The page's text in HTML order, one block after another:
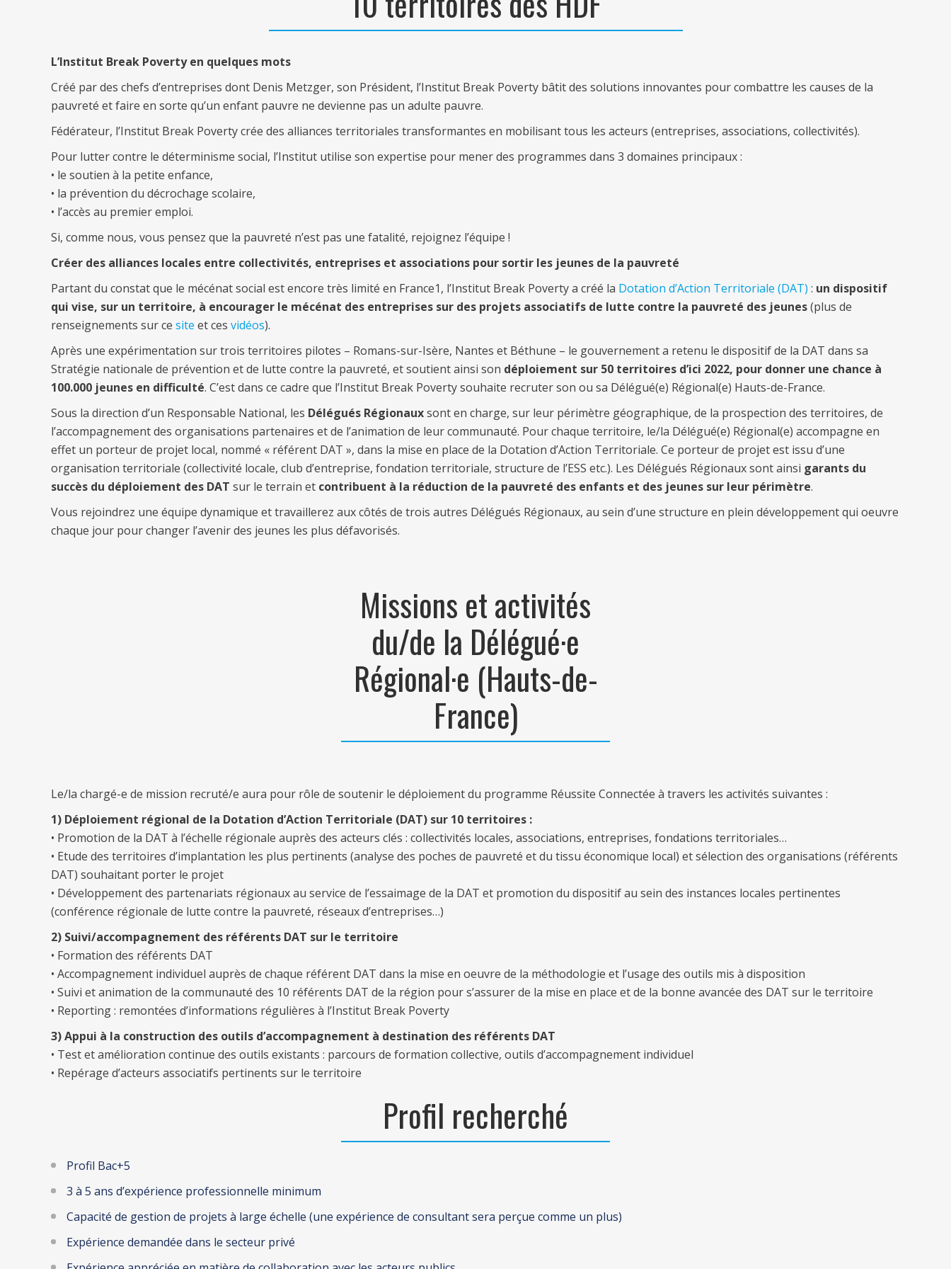
L’Institut Break Poverty en quelques mots
Créé par des chefs d’entreprises dont Denis Metzger, son Président, l’Institut Break Poverty bâtit des solutions innovantes pour combattre les causes de la
pauvreté et faire en sorte qu’un enfant pauvre ne devienne pas un adulte pauvre.
Fédérateur, l’Institut Break Poverty crée des alliances territoriales transformantes en mobilisant tous les acteurs (entreprises, associations, collectivités).
Pour lutter contre le déterminisme social, l’Institut utilise son expertise pour mener des programmes dans 3 domaines principaux :
• le soutien à la petite enfance,
• la prévention du décrochage scolaire,
• l’accès au premier emploi.
Si, comme nous, vous pensez que la pauvreté n’est pas une fatalité, rejoignez l’équipe !
Créer des alliances locales entre collectivités, entreprises et associations pour sortir les jeunes de la pauvreté
Partant du constat que le mécénat social est encore très limité en France1, l’Institut Break Poverty a créé la Dotation d’Action Territoriale (DAT) : un dispositif
qui vise, sur un territoire, à encourager le mécénat des entreprises sur des projets associatifs de lutte contre la pauvreté des jeunes(plus de
renseignements sur ce site et ces vidéos).
Après une expérimentation sur trois territoires pilotes – Romans-sur-Isère, Nantes et Béthune – le gouvernement a retenu le dispositif de la DAT dans sa
Stratégie nationale de prévention et de lutte contre la pauvreté, et soutient ainsi son déploiement sur 50 territoires d’ici 2022, pour donner une chance à
100.000 jeunes en difficulté. C’est dans ce cadre que l’Institut Break Poverty souhaite recruter son ou sa Délégué(e) Régional(e) Hauts-de-France.
Sous la direction d’un Responsable National, les Délégués Régionauxsont en charge, sur leur périmètre géographique, de la prospection des territoires, de
l’accompagnement des organisations partenaires et de l’animation de leur communauté. Pour chaque territoire, le/la Délégué(e) Régional(e) accompagne en
effet un porteur de projet local, nommé « référent DAT », dans la mise en place de la Dotation d’Action Territoriale. Ce porteur de projet est issu d’une
organisation territoriale (collectivité locale, club d’entreprise, fondation territoriale, structure de l’ESS etc.). Les Délégués Régionaux sont ainsi garants du
succès du déploiement des DAT sur le terrain et contribuent à la réduction de la pauvreté des enfants et des jeunes sur leur périmètre.
Vous rejoindrez une équipe dynamique et travaillerez aux côtés de trois autres Délégués Régionaux, au sein d’une structure en plein développement qui oeuvre
chaque jour pour changer l’avenir des jeunes les plus défavorisés.
Missions et activités
du/de la Délégué·e
Régional·e (Hauts-de-
France)
Le/la chargé-e de mission recruté/e aura pour rôle de soutenir le déploiement du programme Réussite Connectée à travers les activités suivantes :
1) Déploiement régional de la Dotation d’Action Territoriale (DAT) sur 10 territoires :
• Promotion de la DAT à l’échelle régionale auprès des acteurs clés : collectivités locales, associations, entreprises, fondations territoriales…
• Etude des territoires d’implantation les plus pertinents (analyse des poches de pauvreté et du tissu économique local) et sélection des organisations (référents
DAT) souhaitant porter le projet
• Développement des partenariats régionaux au service de l’essaimage de la DAT et promotion du dispositif au sein des instances locales pertinentes
(conférence régionale de lutte contre la pauvreté, réseaux d’entreprises…)
2) Suivi/accompagnement des référents DAT sur le territoire
• Formation des référents DAT
• Accompagnement individuel auprès de chaque référent DAT dans la mise en oeuvre de la méthodologie et l’usage des outils mis à disposition
• Suivi et animation de la communauté des 10 référents DAT de la région pour s’assurer de la mise en place et de la bonne avancée des DAT sur le territoire
• Reporting : remontées d’informations régulières à l’Institut Break Poverty
3) Appui à la construction des outils d’accompagnement à destination des référents DAT
• Test et amélioration continue des outils existants : parcours de formation collective, outils d’accompagnement individuel
• Repérage d’acteurs associatifs pertinents sur le territoire
Profil recherché
Profil Bac+5
3 à 5 ans d’expérience professionnelle minimum
Capacité de gestion de projets à large échelle (une expérience de consultant sera perçue comme un plus)
Expérience demandée dans le secteur privé